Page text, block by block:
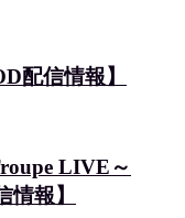
配信情報】
LIVE～
報】